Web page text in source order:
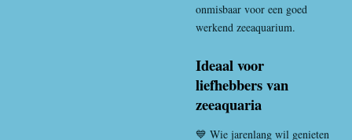
onmisbaar voor een goed
werkend zeeaquarium.
Ideaal voor
liefhebbers van
zeeaquaria
💙 Wie jarenlang wil genieten